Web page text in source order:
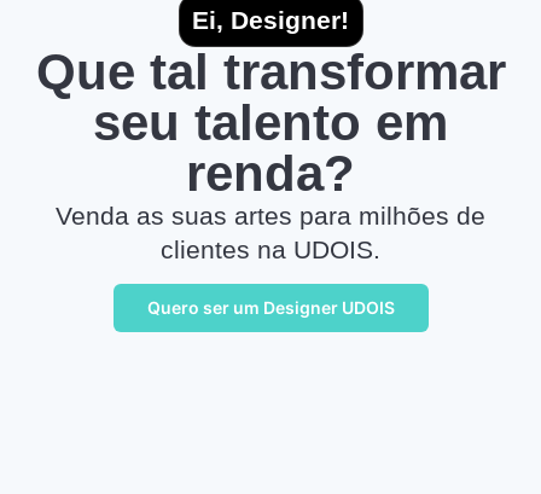
Ei, Designer!
Que tal transformar
seu talento em
renda?
Venda as suas artes para milhões de
clientes na UDOIS.
Quero ser um Designer UDOIS